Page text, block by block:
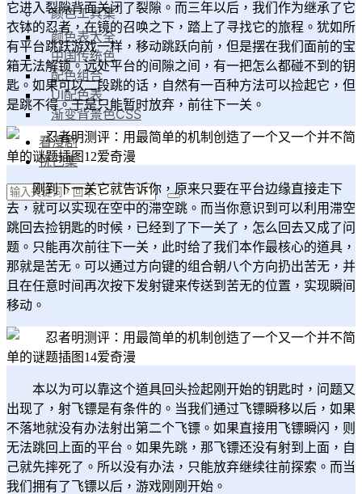
颜色工具集
颜色表大全
中国传统色
配色组合
UI配色表
渐变背景色CSS
看漫剧
悦己集
它进入裂隙背面关闭了裂隙。而三年以后，我们作为继承了它
衣钵的忍者，在镜的召唤之下，踏上了寻找它的旅程。犹如所
有平台跳跃游戏一样，移动跳跃向前，但是摆在我们面前的宝
箱无法解锁。远处平台的间隙之间，有一把怎么都碰不到的钥
匙。如果可以二段跳的话，自然有一百种方法可以捡起它，但
是跳不得。于是只能暂时放弃，前往下一关。
刚到下一关它就告诉你，原来只要在平台边缘直接走下
去，就可以实现在空中的滞空跳。而当你意识到可以利用滞空
跳回去捡钥匙的时候，已经到了下一关了，怎么回去又成了问
题。只能再次前往下一关，此时给了我们本作最核心的道具，
那就是苦无。可以通过方向键的组合朝八个方向扔出苦无，并
且在任意时间再次按下发射键来传送到苦无的位置，实现瞬间
移动。
本以为可以靠这个道具回头捡起刚开始的钥匙时，问题又
出现了，射飞镖是有条件的。当我们通过飞镖瞬移以后，如果
不落地就没有办法射出第二个飞镖。如果直接用飞镖瞬闪，则
无法跳回上面的平台。如果先跳，那飞镖还没有射到上面，自
己就先摔死了。所以没有办法，只能放弃继续往前探索。而当
我们拥有了飞镖以后，游戏刚刚开始。